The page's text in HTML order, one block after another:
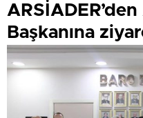
Başkanına